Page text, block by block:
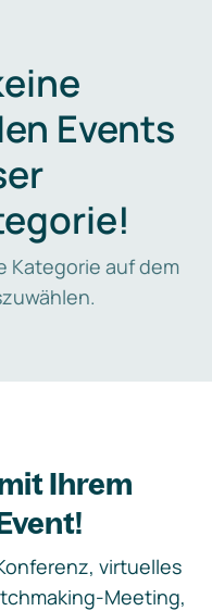
Events
Kategorie auf dem
Ihrem
virtuelles
Meeting,